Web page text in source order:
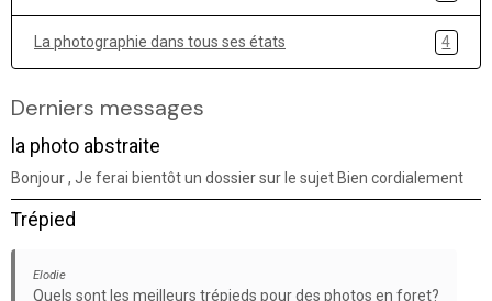
La photographie dans tous ses états 4
Derniers messages
la photo abstraite
Bonjour , Je ferai bientôt un dossier sur le sujet Bien cordialement
Trépied
Elodie
Quels sont les meilleurs trépieds pour des photos en foret?